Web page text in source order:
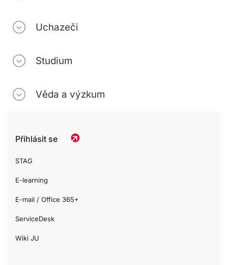
Uchazeči
Studium
Věda a výzkum
Přihlásit se
STAG
E-learning
E-mail / Office 365+
ServiceDesk
Wiki JU